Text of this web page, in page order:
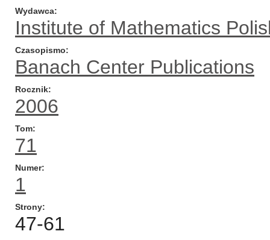
Wydawca
Institute of Mathematics
Czasopismo
Banach Center Publications
Rocznik
2006
Tom
71
Numer
1
Strony
47-61